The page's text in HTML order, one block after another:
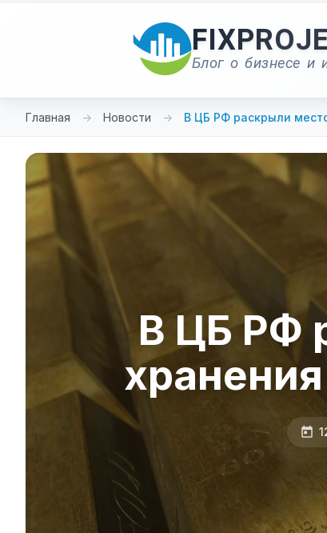
Блог о бизнесе и
Главная → Новости → В ЦБ РФ раскрыли
В ЦБ РФ